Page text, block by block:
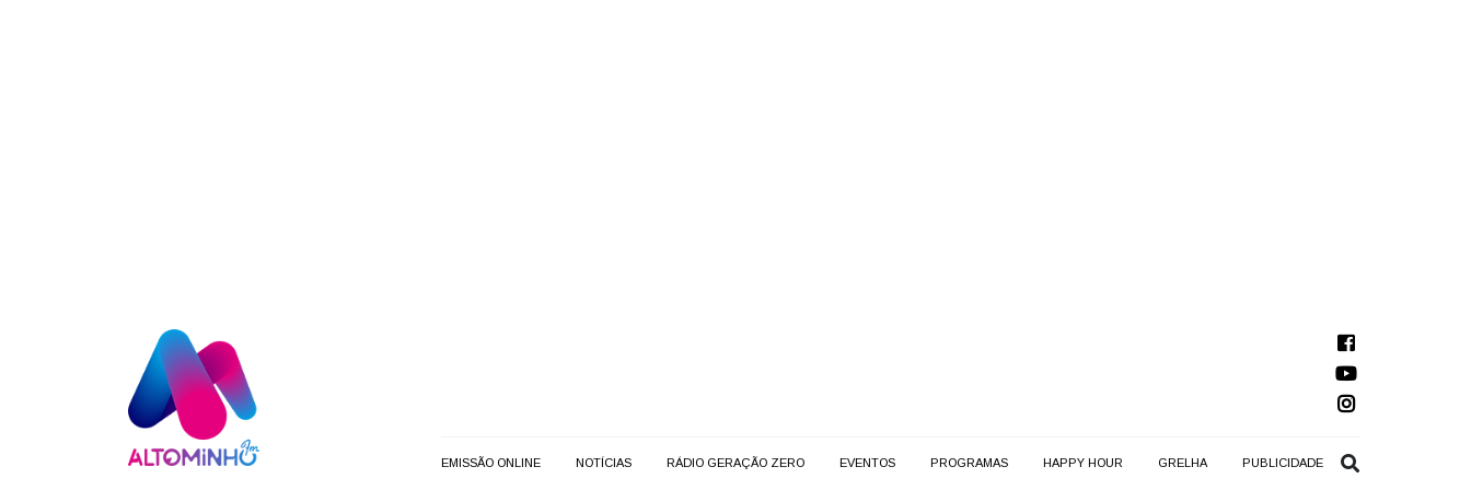
EMISSÃO ONLINE NOTÍCIAS RÁDIO GERAÇÃO ZERO EVENTOS PROGRAMAS HAPPY HOUR GRELHA PUBLICIDADE